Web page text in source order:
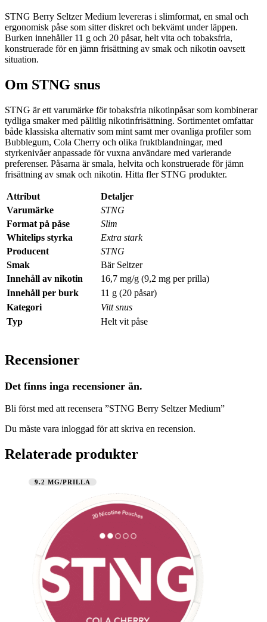
STNG Berry Seltzer Medium levereras i slimformat, en smal och
ergonomisk påse som sitter diskret och bekvämt under läppen.
Burken innehåller 11 g och 20 påsar, helt vita och tobaksfria,
konstruerade för en jämn frisättning av smak och nikotin oavsett
situation.
Om STNG snus
STNG är ett varumärke för tobaksfria nikotinpåsar som kombinerar
tydliga smaker med pålitlig nikotinfrisättning. Sortimentet omfattar
både klassiska alternativ som mint samt mer ovanliga profiler som
Bubblegum, Cola Cherry och olika fruktblandningar, med
styrkenivåer anpassade för vuxna användare med varierande
preferenser. Påsarna är smala, helvita och konstruerade för jämn
frisättning av smak och nikotin. Hitta fler STNG produkter.
Attribut
Detaljer
Varumärke
STNG
Format på påse
Slim
Whitelips styrka
Extra stark
Producent
STNG
Smak
Bär Seltzer
Innehåll av nikotin
16,7 mg/g (9,2 mg per prilla)
Innehåll per burk
11 g (20 påsar)
Kategori
Vitt snus
Typ
Helt vit påse
Recensioner
Det finns inga recensioner än.
Bli först med att recensera ”STNG Berry Seltzer Medium”
Du måste vara inloggad för att skriva en recension.
Relaterade produkter
9.2 MG/PRILLA